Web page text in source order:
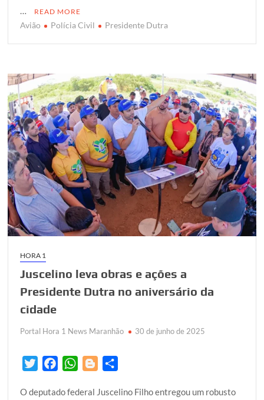
r
o
k
p
p
…
READ MORE
Avião Polícia Civil Presidente Dutra
HORA 1
Juscelino leva obras e ações a
Presidente Dutra no aniversário da
cidade
Portal Hora 1 News Maranhão 30 de junho de 2025
i
c
W
a
o
a
O deputado federal Juscelino Filho entregou um robusto